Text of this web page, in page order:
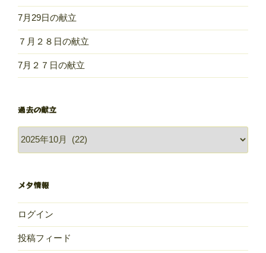
7月29日の献立
７月２８日の献立
7月２７日の献立
過去の献立
立
メタ情報
ログイン
投稿フィード